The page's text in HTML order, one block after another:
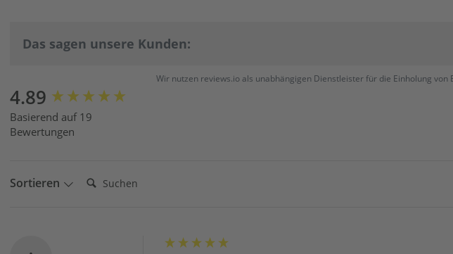
Das sagen unsere Kunden:
Wir nutzen reviews.io als unabhängigen Dienstleister für die Einholung
4.89
Basierend auf 19
Bewertungen
Sortieren Suchen:
New content loaded